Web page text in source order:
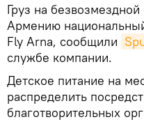
Груз на
Армению
Fly Arna, сообщили
службе компании.
Детское питание на
распределить
благотворительных